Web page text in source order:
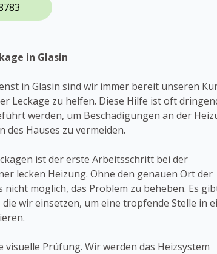
in Glasin
in Glasin sind wir immer bereit unseren
Leckage zu helfen. Diese Hilfe ist oft
werden, um Beschädigungen an der
des Hauses zu vermeiden.
ist der erste Arbeitsschritt bei der
lecken Heizung. Ohne den genauen Ort der
nicht möglich, das Problem zu beheben. Es
wir einsetzen, um eine tropfende Stelle in
visuelle Prüfung. Wir werden das Heizsystem